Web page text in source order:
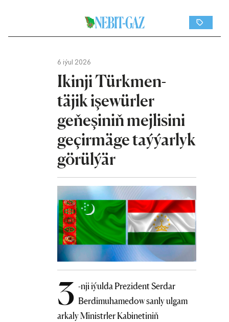
6 iýul 2026
Ikinji Türkmen-
täjik işewürler
geňeşiniň mejlisini
geçirmäge taýýarlyk
görülýär
3 -nji iýulda Prezident Serdar
Berdimuhamedow sanly ulgam
arkaly Ministrler Kabinetiniň